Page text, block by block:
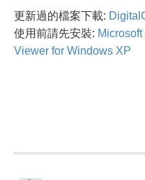
更新過的檔案下載:
使用前請先安裝:
Viewer for Windows XP